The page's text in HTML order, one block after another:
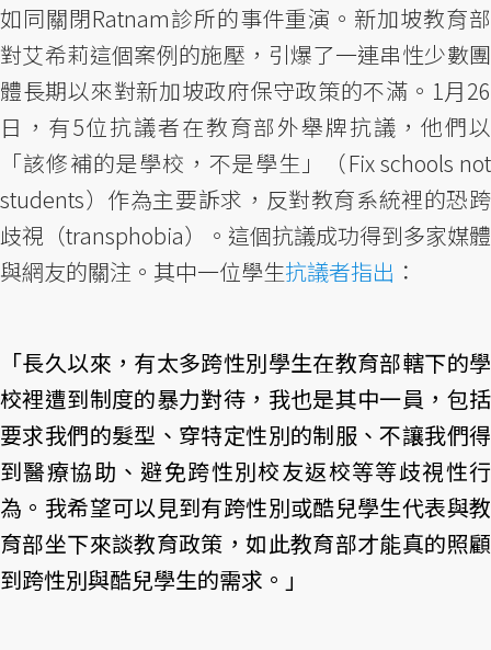
如同關閉Ratnam診所的事件重演。新加坡教育部
對艾希莉這個案例的施壓，引爆了一連串性少數團
體長期以來對新加坡政府保守政策的不滿。1月26
日，有5位抗議者在教育部外舉牌抗議，他們以
「該修補的是學校，不是學生」（Fix schools not
students）作為主要訴求，反對教育系統裡的恐跨
歧視（transphobia）。這個抗議成功得到多家媒體
與網友的關注。其中一位學生抗議者指出 ：
「長久以來，有太多跨性別學生在教育部轄下的學
校裡遭到制度的暴力對待，我也是其中一員，包括
要求我們的髮型、穿特定性別的制服、不讓我們得
到醫療協助、避免跨性別校友返校等等歧視性行
為。我希望可以見到有跨性別或酷兒學生代表與教
育部坐下來談教育政策，如此教育部才能真的照顧
到跨性別與酷兒學生的需求。」